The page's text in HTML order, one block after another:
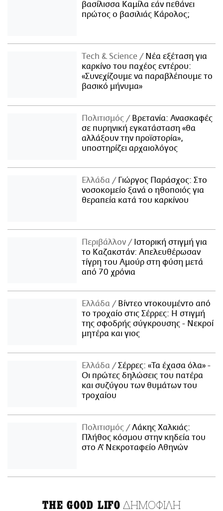
βασίλισσα Καμίλα εάν πεθάνει
πρώτος ο βασιλιάς Κάρολος;
Τech & Science
Νέα εξέταση για
καρκίνο του παχέος εντέρου:
«Συνεχίζουμε να παραβλέπουμε το
βασικό μήνυμα»
Πολιτισμός
Βρετανία: Ανασκαφές
σε πυρηνική εγκατάσταση «θα
αλλάξουν την προϊστορία»,
υποστηρίζει αρχαιολόγος
Ελλάδα
Γιώργος Παράσχος: Στο
νοσοκομείο ξανά ο ηθοποιός για
θεραπεία κατά του καρκίνου
Περιβάλλον
Ιστορική στιγμή για
το Καζακστάν: Απελευθέρωσαν
τίγρη του Αμούρ στη φύση μετά
από 70 χρόνια
Ελλάδα
Βίντεο ντοκουμέντο από
το τροχαίο στις Σέρρες: Η στιγμή
της σφοδρής σύγκρουσης - Νεκροί
μητέρα και γιος
Ελλάδα
Σέρρες: «Τα έχασα όλα» -
Οι πρώτες δηλώσεις του πατέρα
και συζύγου των θυμάτων του
τροχαίου
Πολιτισμός
Λάκης Χαλκιάς:
Πλήθος κόσμου στην κηδεία του
στο Α' Νεκροταφείο Αθηνών
THE GOOD LIFO ΔΗΜΟΦΙΛΗ